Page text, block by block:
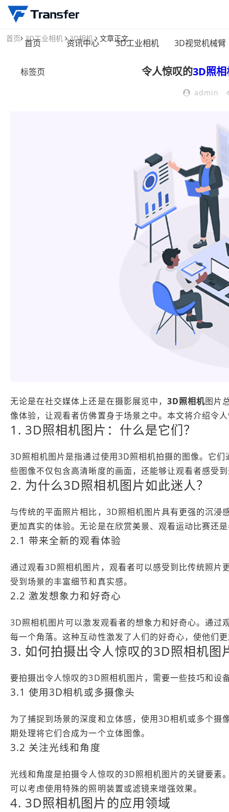
首页 资讯中心 3D工业相机 3D视觉机械臂
标签页
首页 3D工业相机 3D相机 文章正文
令人惊叹的3D照相
admin
无论是在社交媒体上还是在摄影展览中， 3D照相机图片
像体验，让观看者仿佛置身于场景之中。本文将介绍令
1. 3D照相机图片：什么是它们？
3D照相机图片是指通过使用3D照相机拍摄的图像。它
些图像不仅包含高清晰度的画面，还能够让观看者感受
2. 为什么3D照相机图片如此迷人？
与传统的平面照片相比，3D照相机图片具有更强的沉
更加真实的体验。无论是在欣赏美景、观看运动比赛还
2.1 带来全新的观看体验
通过观看3D照相机图片，观看者可以感受到比传统照
受到场景的丰富细节和真实感。
2.2 激发想象力和好奇心
3D照相机图片可以激发观看者的想象力和好奇心。通
每一个角落。这种互动性激发了人们的好奇心，使他们
3. 如何拍摄出令人惊叹的3D照相机图
要拍摄出令人惊叹的3D照相机图片，需要一些技巧和设
3.1 使用3D相机或多摄像头
为了捕捉到场景的深度和立体感，使用3D相机或多个
期处理将它们合成为一个立体图像。
3.2 关注光线和角度
光线和角度是拍摄令人惊叹的3D照相机图片的关键要
可以考虑使用特殊的照明装置或滤镜来增强效果。
4. 3D照相机图片的应用领域